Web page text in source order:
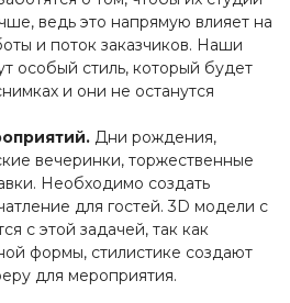
ведь это напрямую влияет на
и поток заказчиков. Наши
особый стиль, который будет
и они не останутся
Дни рождения,
вечеринки, торжественные
Необходимо создать
для гостей. 3D модели с
с этой задачей, так как
формы, стилистике создают
для мероприятия.